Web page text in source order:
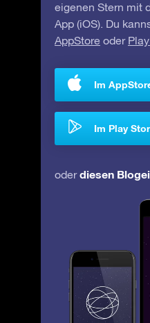
eigenen Stern mit
App (iOS). Du
AppStore oder
Im
Im Play
oderdiesen